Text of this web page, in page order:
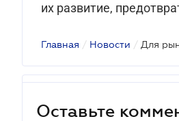
их развитие,
Главная / Новости /
Оставьте